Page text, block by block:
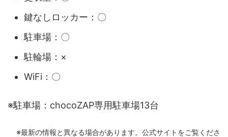
鍵なしロッカー：〇
駐車場：〇
駐輪場：×
WiFi：〇
※駐車場：chocoZAP専用駐車場13台
※最新の情報と異なる場合があります。公式サイトをご覧くださ